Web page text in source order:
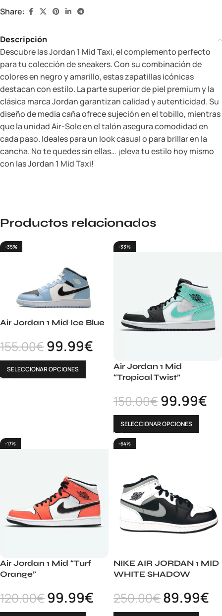
Share:
Descripción
Descubre las Jordan 1 Mid Taxi, el complemento perfecto
para tu colección de sneakers. Con su combinación de
colores en negro y amarillo, estas zapatillas icónicas
destacan con estilo. La parte superior de piel premium y la
clásica marca Jordan garantizan calidad y autenticidad. Su
diseño de media caña ofrece sujeción en el tobillo, mientras
que la unidad Air-Sole en el talón asegura comodidad en
cada paso. Ideales para un look casual o para brillar en la
cancha. No te quedes sin ellas… ¡eleva tu estilo hoy mismo
con las Jordan 1 Mid Taxi!
Productos relacionados
-35%
Air Jordan 1 Mid Ice Blue
155.00€99.99€
SELECCIONAR OPCIONES
-33%
Air Jordan 1 Mid
“Tropical Twist”
150.00€99.99€
SELECCIONAR OPCIONES
-17%
Air Jordan 1 Mid “Turf
Orange”
120.00€99.99€
-64%
NIKE AIR JORDAN 1 MID
WHITE SHADOW
250.00€89.99€